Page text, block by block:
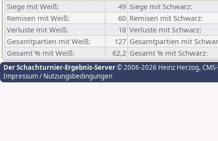
Siege mit Weiß:
49 Siege mit Schwarz:
Remisen mit Weiß:
60 Remisen mit Schwarz:
Verluste mit Weiß:
18 Verluste mit Schwarz:
Gesamtpartien mit Weiß:
127 Gesamtpartien mit
Gesamt % mit Weiß:
62,2 Gesamt % mit Schwarz:
Der Schachturnier-Ergebnis-Server© 2006-2026 Heinz Herzog,
Impressum / Nutzungsbedingungen